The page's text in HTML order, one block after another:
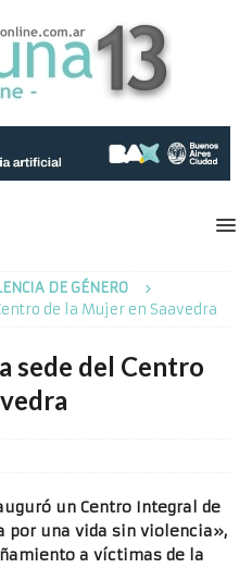
DE GÉNERO
de la Mujer en Saavedra
sede del Centro
un Centro Integral de
por una vida sin violencia»,
a víctimas de la